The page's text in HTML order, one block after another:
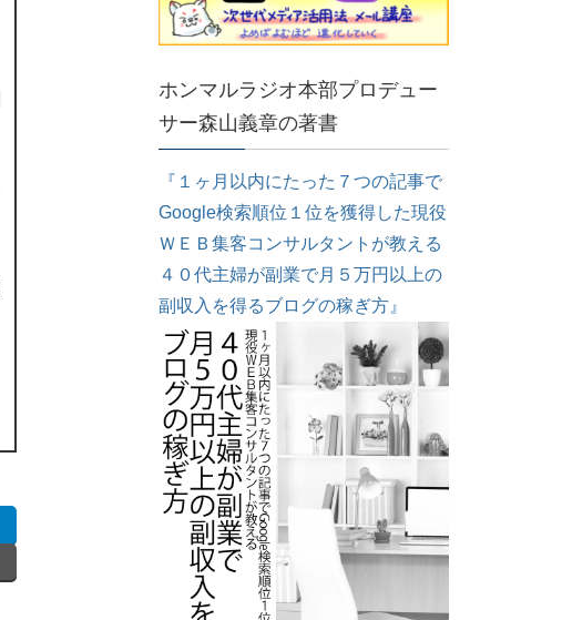
ホンマルラジオ本部プロデュー
サー森山義章の著書
『１ヶ月以内にたった７つの記事で
Google検索順位１位を獲得した現役
ＷＥＢ集客コンサルタントが教える
４０代主婦が副業で月５万円以上の
副収入を得るブログの稼ぎ方』